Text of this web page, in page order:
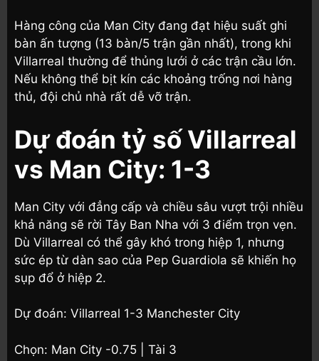
Hàng công của Man City đang đạt hiệu suất ghi
bàn ấn tượng (13 bàn/5 trận gần nhất), trong khi
Villarreal thường để thủng lưới ở các trận cầu lớn.
Nếu không thể bịt kín các khoảng trống nơi hàng
thủ, đội chủ nhà rất dễ vỡ trận.
Dự đoán tỷ số Villarreal
vs Man City: 1-3
Man City với đẳng cấp và chiều sâu vượt trội nhiều
khả năng sẽ rời Tây Ban Nha với 3 điểm trọn vẹn.
Dù Villarreal có thể gây khó trong hiệp 1, nhưng
sức ép từ dàn sao của Pep Guardiola sẽ khiến họ
sụp đổ ở hiệp 2.
Dự đoán: Villarreal 1-3 Manchester City
Chọn: Man City -0.75 | Tài 3